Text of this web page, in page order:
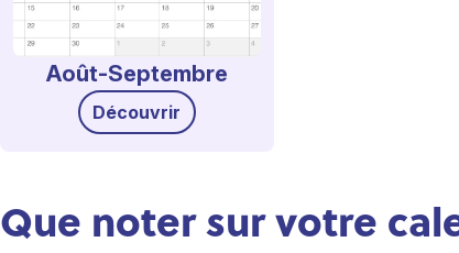
Août-Septembre
Découvrir
Que noter sur votre